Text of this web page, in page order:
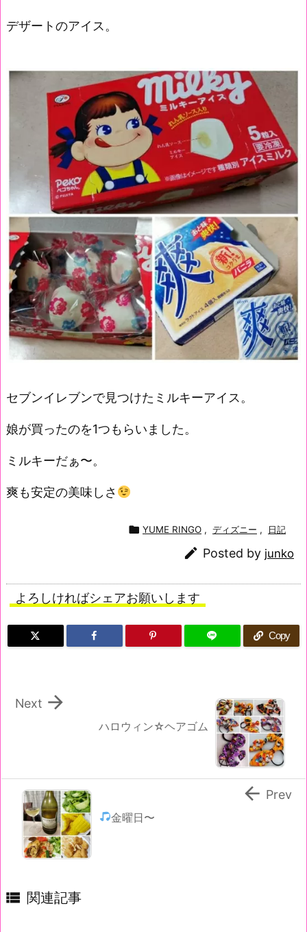
デザートのアイス。
セブンイレブンで見つけたミルキーアイス。
娘が買ったのを1つもらいました。
ミルキーだぁ〜。
爽も安定の美味しさ
 YUME RINGO , ディズニー , 日記
 Posted by junko
よろしければシェアお願いします
Copy
ハロウィン☆ヘアゴム

Next
金曜日〜
 Prev
 関連記事